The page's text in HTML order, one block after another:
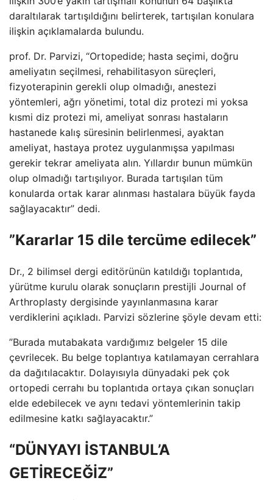
daraltılarak tartışıldığını belirterek, tartışılan konulara
ilişkin açıklamalarda bulundu.
prof. Dr. Parvizi, “Ortopedide; hasta seçimi, doğru
ameliyatın seçilmesi, rehabilitasyon süreçleri,
fizyoterapinin gerekli olup olmadığı, anestezi
yöntemleri, ağrı yönetimi, total diz protezi mi yoksa
kısmi diz protezi mi, ameliyat sonrası hastaların
hastanede kalış süresinin belirlenmesi, ayaktan
ameliyat, hastaya protez uygulanmışsa yapılması
gerekir tekrar ameliyata alın. Yıllardır bunun mümkün
olup olmadığı tartışılıyor. Burada tartışılan tüm
konularda ortak karar alınması hastalara büyük fayda
sağlayacaktır” dedi.
”Kararlar 15 dile tercüme edilecek”
Dr., 2 bilimsel dergi editörünün katıldığı toplantıda,
yürütme kurulu olarak sonuçların prestijli Journal of
Arthroplasty dergisinde yayınlanmasına karar
verdiklerini açıkladı. Parvizi sözlerine şöyle devam etti:
”Burada mutabakata vardığımız belgeler 15 dile
çevrilecek. Bu belge toplantıya katılamayan cerrahlara
da dağıtılacaktır. Dolayısıyla dünyadaki pek çok
ortopedi cerrahı bu toplantıda ortaya çıkan sonuçları
elde edebilecek ve aynı tedavi yöntemlerinin takip
edilmesine katkı sağlayacaktır.”
“DÜNYAYI İSTANBUL’A
GETİRECEĞİZ”